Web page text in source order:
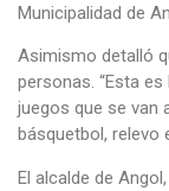
Municipalidad de
Asimismo detalló
personas. “Esta
juegos que se van
básquetbol, relevo
El alcalde de